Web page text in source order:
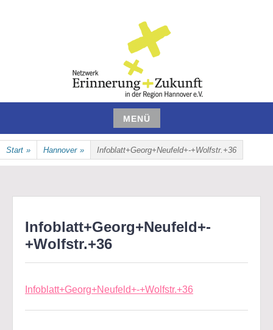
NETZWERK ERINNERUNG UND
ZUKUNFT IN DER REGION
HANNOVER E.V.
MENÜ
Zum
Inhalt
springen
Start » Hannover » Infoblatt+Georg+Neufeld+-+Wolfstr.+36
Infoblatt+Georg+Neufeld+-
+Wolfstr.+36
Infoblatt+Georg+Neufeld+-+Wolfstr.+36